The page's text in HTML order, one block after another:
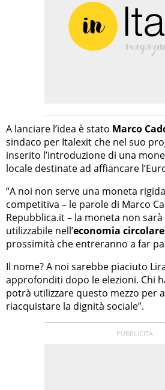
A lanciare l’idea è stato Marco
sindaco per Italexit che nel suo
inserito l’introduzione di una
locale destinate ad affiancare
“A noi non serve una moneta
competitiva – le parole di Marco
Repubblica.it – la moneta non
utilizzabile nell’economia circolare
prossimità che entreranno a far
Il nome? A noi sarebbe piaciuto
approfonditi dopo le elezioni. Chi
potrà utilizzare questo mezzo per
riacquistare la dignità sociale”.